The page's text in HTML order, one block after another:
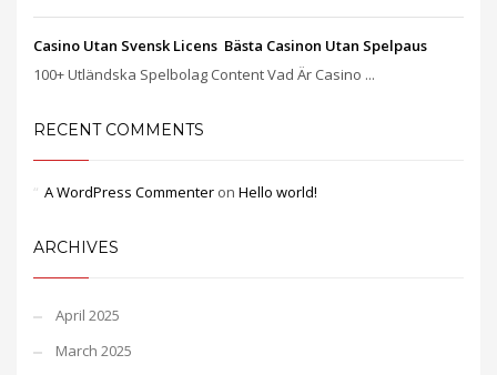
Casino Utan Svensk Licens ️ Bästa Casinon Utan Spelpaus
100+ Utländska Spelbolag Content Vad Är Casino ...
RECENT COMMENTS
A WordPress Commenter on Hello world!
ARCHIVES
April 2025
March 2025